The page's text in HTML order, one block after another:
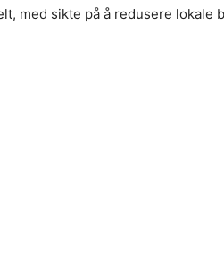
med sikte på å redusere lokale